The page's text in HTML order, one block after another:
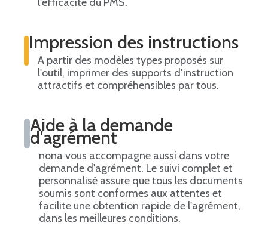
Impression des instructions
A partir des modèles types proposés sur
l'outil, imprimer des supports d'instruction
attractifs et compréhensibles par tous.
Aide à la demande
d'agrément
nona vous accompagne aussi dans votre
demande d'agrément. Le suivi complet et
personnalisé assure que tous les documents
soumis sont conformes aux attentes et
facilite une obtention rapide de l'agrément,
dans les meilleures conditions.